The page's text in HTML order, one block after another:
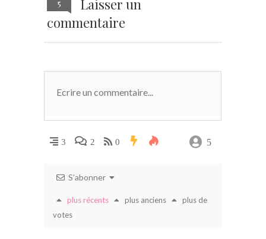
5
Laisser un
commentaire
3 2 0 5
S’abonner
plus récents plus anciens
plus de
votes